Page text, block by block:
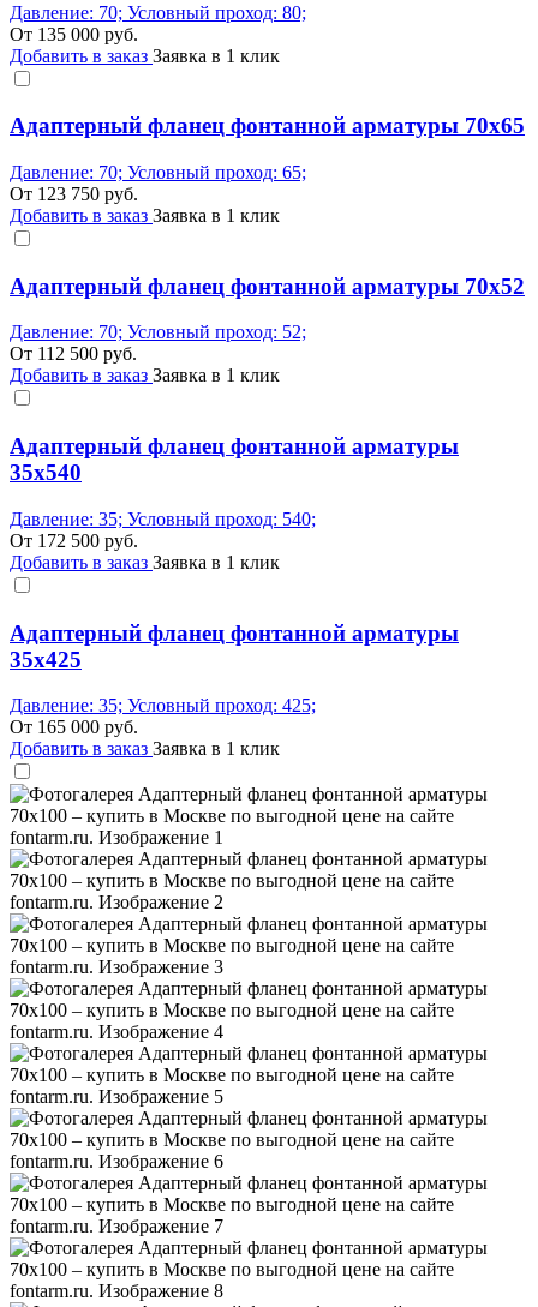
Давление: 70; Условный проход: 80;
От 135 000 руб.
Добавить в заказ Заявка в 1 клик
Адаптерный фланец фонтанной арматуры 70x65
Давление: 70; Условный проход: 65;
От 123 750 руб.
Добавить в заказ Заявка в 1 клик
Адаптерный фланец фонтанной арматуры 70x52
Давление: 70; Условный проход: 52;
От 112 500 руб.
Добавить в заказ Заявка в 1 клик
Адаптерный фланец фонтанной арматуры
35x540
Давление: 35; Условный проход: 540;
От 172 500 руб.
Добавить в заказ Заявка в 1 клик
Адаптерный фланец фонтанной арматуры
35x425
Давление: 35; Условный проход: 425;
От 165 000 руб.
Добавить в заказ Заявка в 1 клик